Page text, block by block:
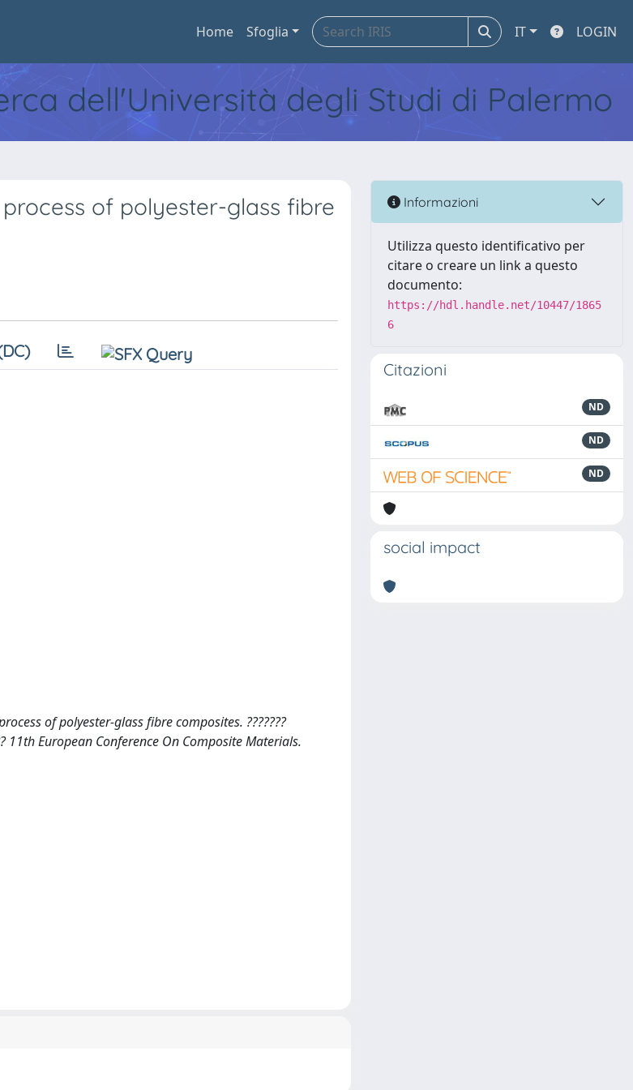
Home Sfoglia IT LOGIN
dell'Università degli Studi di Palermo
of polyester-glass fibre
of polyester-glass fibre composites. ???????
11th European Conference On Composite Materials.
Informazioni
Utilizza questo identificativo per
citare o creare un link a questo
documento:
https://hdl.handle.net/10447/1865
6
Citazioni
ND
ND
ND
social impact